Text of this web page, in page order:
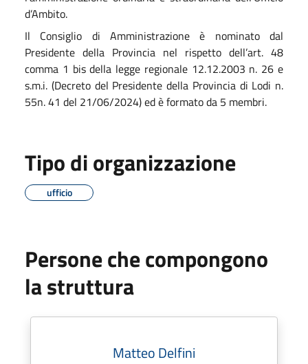
d’Ambito.
Il Consiglio di Amministrazione è nominato dal
Presidente della Provincia nel rispetto dell’art. 48
comma 1 bis della legge regionale 12.12.2003 n. 26 e
s.m.i. (Decreto del Presidente della Provincia di Lodi n.
55n. 41 del 21/06/2024) ed è formato da 5 membri.
Tipo di organizzazione
ufficio
Persone che compongono
la struttura
Matteo Delfini